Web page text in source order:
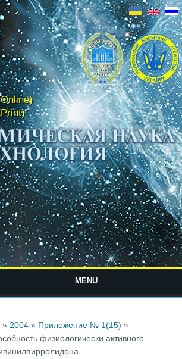
MENU
» 2004 » Приложение № 1(15) »
физиологически активного